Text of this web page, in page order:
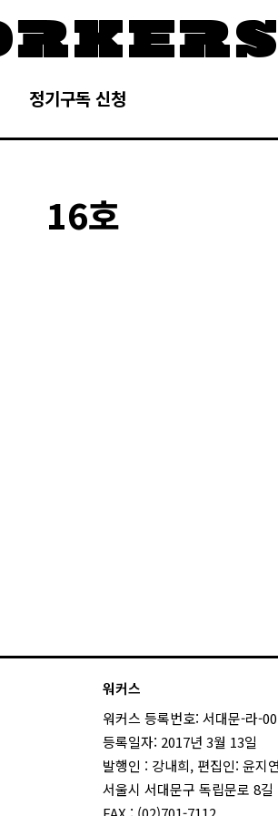
정기구독 신청
16호
워커스
워커스 등록번호: 서대문-라-
등록일자: 2017년 3월 13일
발행인 : 강내희, 편집인: 윤지연
서울시 서대문구 독립문로 8길